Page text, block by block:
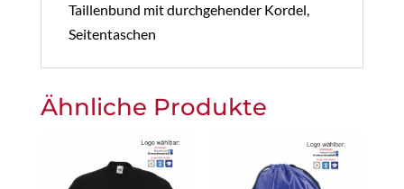
Taillenbund mit durchgehender Kordel,
Seitentaschen
Ähnliche Produkte